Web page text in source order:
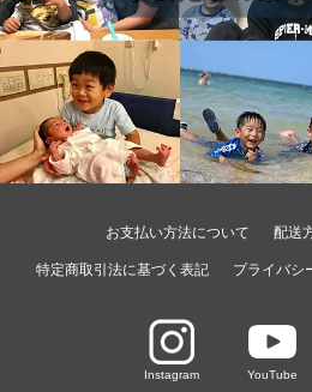
お支払い方法について 配送
特定商取引法に基づく表記 プライバシ
Instagram YouTube